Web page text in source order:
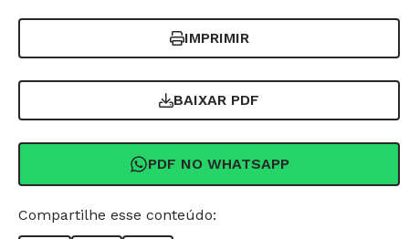
IMPRIMIR
BAIXAR PDF
PDF NO WHATSAPP
Compartilhe esse conteúdo: